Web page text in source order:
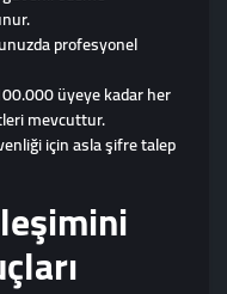
profesyonel
üyeye kadar her
mevcuttur.
için asla şifre talep